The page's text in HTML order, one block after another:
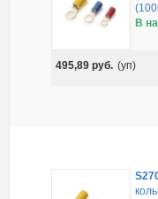
В
495,89руб. (уп)